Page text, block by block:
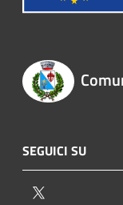
SEGUICI SU